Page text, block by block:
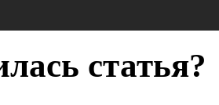
статья?